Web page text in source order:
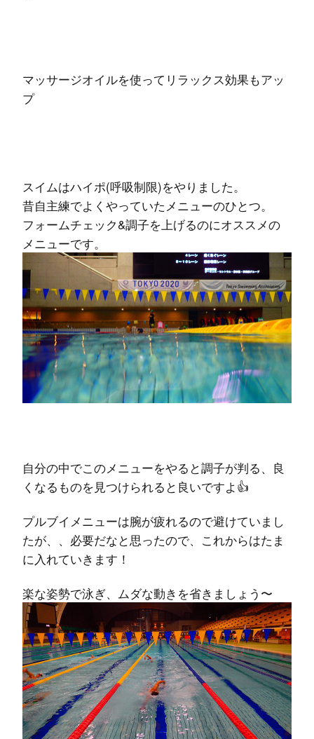
マッサージオイルを使ってリラックス効果もアッ
プ
スイムはハイポ(呼吸制限)をやりました。
昔自主練でよくやっていたメニューのひとつ。
フォームチェック&調子を上げるのにオススメの
メニューです。
自分の中でこのメニューをやると調子が判る、良
くなるものを見つけられると良いですよ 👍
プルブイメニューは腕が疲れるので避けていまし
たが、、必要だなと思ったので、これからはたま
に入れていきます！
楽な姿勢で泳ぎ、ムダな動きを省きましょう〜